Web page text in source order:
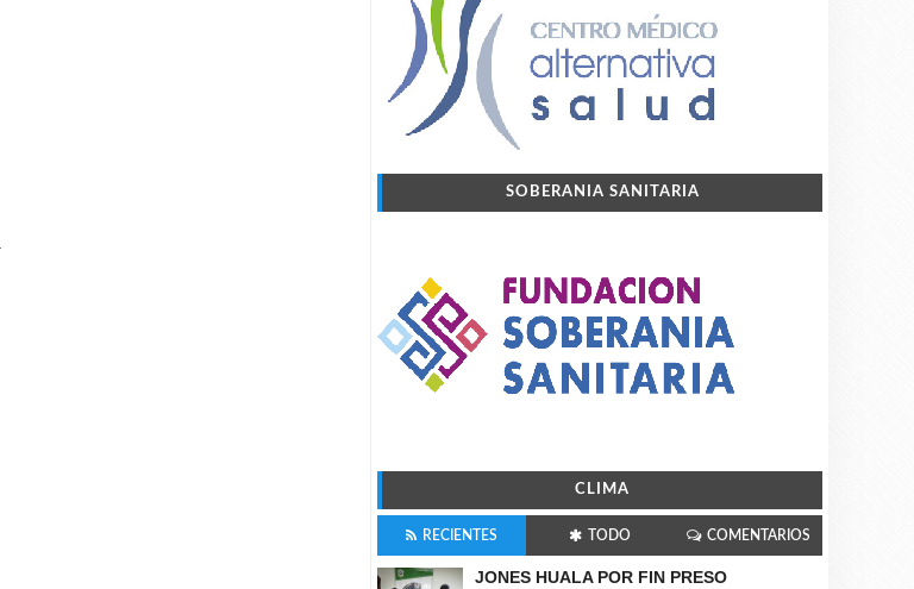
SOBERANIA SANITARIA
CLIMA
RECIENTES TODO COMENTARIOS
JONES HUALA POR FIN PRESO